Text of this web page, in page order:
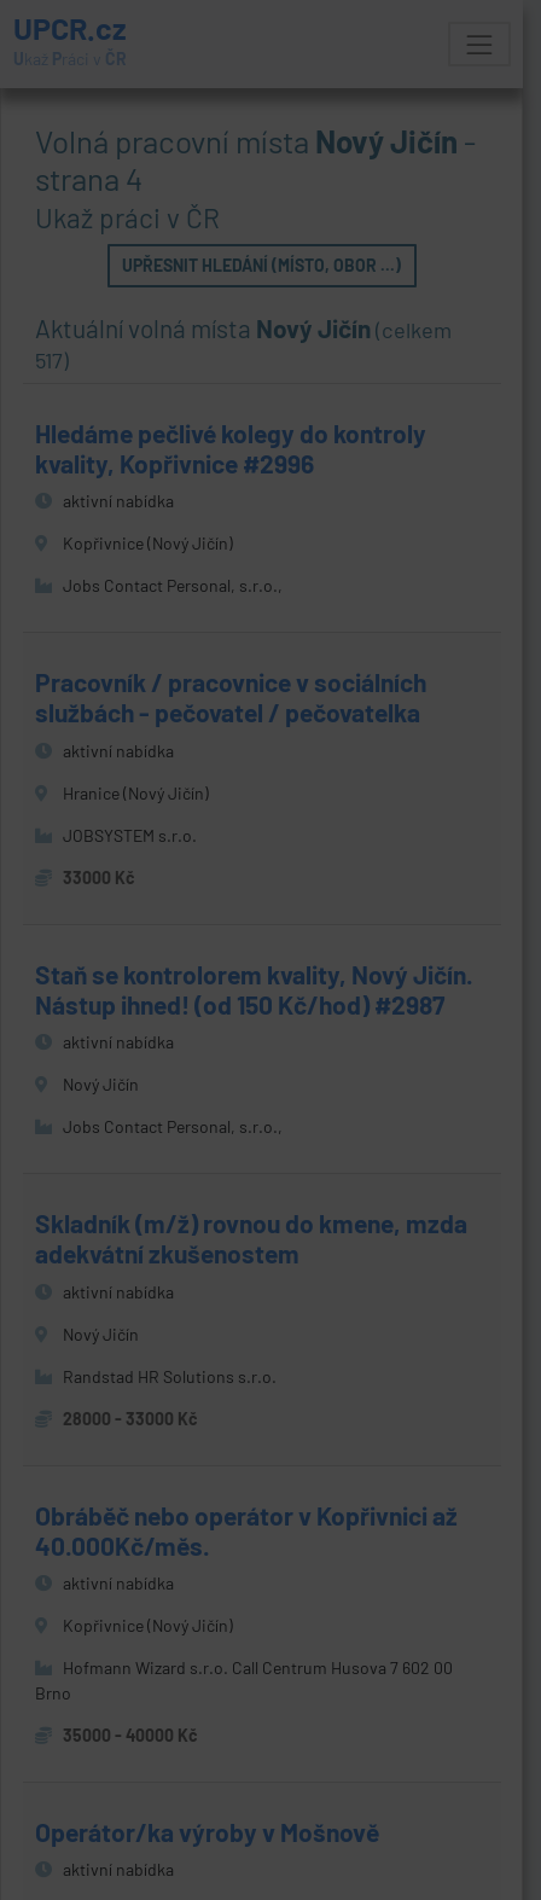
UPCR.cz
U kaž Práci v ČR
Volná pracovní místa Nový Jičín -
strana 4
Ukaž práci v ČR
UPŘESNIT HLEDÁNÍ (MÍSTO, OBOR ...)
Aktuální volná místa Nový Jičín (celkem
517)
Hledáme pečlivé kolegy do kontroly
kvality, Kopřivnice #2996
aktivní nabídka
Kopřivnice (Nový Jičín)
Jobs Contact Personal, s.r.o.,
Pracovník / pracovnice v sociálních
službách - pečovatel / pečovatelka
aktivní nabídka
Hranice (Nový Jičín)
JOBSYSTEM s.r.o.
33000 Kč
Staň se kontrolorem kvality, Nový Jičín.
Nástup ihned! (od 150 Kč/hod) #2987
aktivní nabídka
Nový Jičín
Jobs Contact Personal, s.r.o.,
Skladník (m/ž) rovnou do kmene, mzda
adekvátní zkušenostem
aktivní nabídka
Nový Jičín
Randstad HR Solutions s.r.o.
28000 - 33000 Kč
Obráběč nebo operátor v Kopřivnici až
40.000Kč/měs.
aktivní nabídka
Kopřivnice (Nový Jičín)
Hofmann Wizard s.r.o. Call Centrum Husova 7 602 00
Brno
35000 - 40000 Kč
Operátor/ka výroby v Mošnově
aktivní nabídka